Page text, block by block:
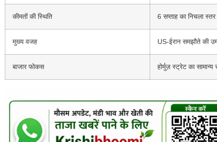
कीमतों की स्थिति 6 सप्ताह का निचला स्तर
मुख्य वजह US-ईरान समझौते की
बाजार फोकस होर्मुज़ स्ट्रेट का